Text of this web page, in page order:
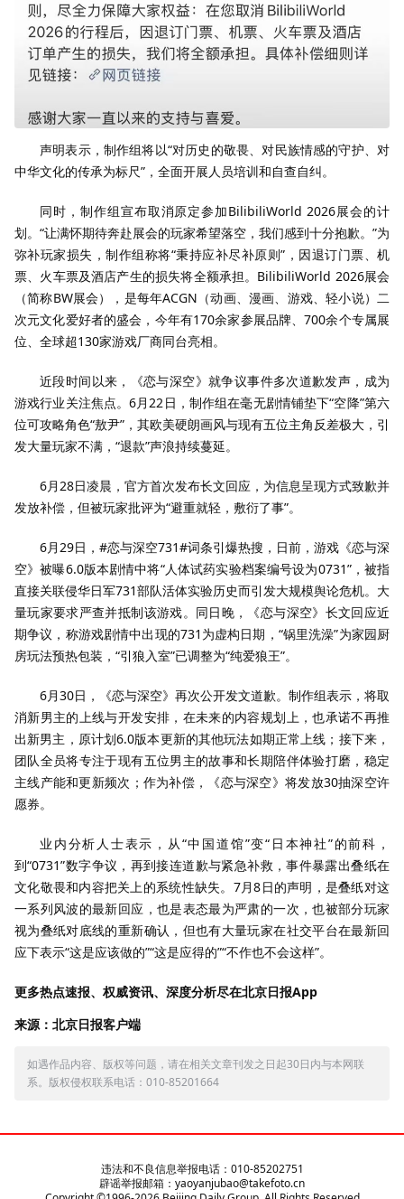
声明表示，制作组将以“对历史的敬畏、对民族情感的守护、对
中华文化的传承为标尺”，全面开展人员培训和自查自纠。
同时，制作组宣布取消原定参加BilibiliWorld 2026展会的计
划。“让满怀期待奔赴展会的玩家希望落空，我们感到十分抱歉。”为
弥补玩家损失，制作组称将“秉持应补尽补原则”，因退订门票、机
票、火车票及酒店产生的损失将全额承担。BilibiliWorld 2026展会
（简称BW展会），是每年ACGN（动画、漫画、游戏、轻小说）二
次元文化爱好者的盛会，今年有170余家参展品牌、700余个专属展
位、全球超130家游戏厂商同台亮相。
近段时间以来，《恋与深空》就争议事件多次道歉发声，成为
游戏行业关注焦点。6月22日，制作组在毫无剧情铺垫下“空降”第六
位可攻略角色“敖尹”，其欧美硬朗画风与现有五位主角反差极大，引
发大量玩家不满，“退款”声浪持续蔓延。
6月28日凌晨，官方首次发布长文回应，为信息呈现方式致歉并
发放补偿，但被玩家批评为“避重就轻，敷衍了事”。
6月29日，#恋与深空731#词条引爆热搜，日前，游戏《恋与深
空》被曝6.0版本剧情中将“人体试药实验档案编号设为0731”，被指
直接关联侵华日军731部队活体实验历史而引发大规模舆论危机。大
量玩家要求严查并抵制该游戏。同日晚，《恋与深空》长文回应近
期争议，称游戏剧情中出现的731为虚构日期，“锅里洗澡”为家园厨
房玩法预热包装，“引狼入室”已调整为“纯爱狼王”。
6月30日，《恋与深空》再次公开发文道歉。制作组表示，将取
消新男主的上线与开发安排，在未来的内容规划上，也承诺不再推
出新男主，原计划6.0版本更新的其他玩法如期正常上线；接下来，
团队全员将专注于现有五位男主的故事和长期陪伴体验打磨，稳定
主线产能和更新频次；作为补偿，《恋与深空》将发放30抽深空许
愿券。
业内分析人士表示，从“中国道馆”变“日本神社”的前科，
到“0731”数字争议，再到接连道歉与紧急补救，事件暴露出叠纸在
文化敬畏和内容把关上的系统性缺失。7月8日的声明，是叠纸对这
一系列风波的最新回应，也是表态最为严肃的一次，也被部分玩家
视为叠纸对底线的重新确认，但也有大量玩家在社交平台在最新回
应下表示“这是应该做的”“这是应得的”“不作也不会这样”。
更多热点速报、权威资讯、深度分析尽在北京日报App
来源：北京日报客户端
如遇作品内容、版权等问题，请在相关文章刊发之日起30日内与本网联
系。版权侵权联系电话：010-85201664
违法和不良信息举报电话：010-85202751
辟谣举报邮箱：yaoyanjubao@takefoto.cn